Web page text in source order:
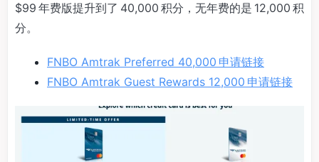
$99 年费版提升到了 40,000 积分，无年费的是 12,000 积
分。
FNBO Amtrak Preferred 40,000 申请链接
FNBO Amtrak Guest Rewards 12,000 申请链接